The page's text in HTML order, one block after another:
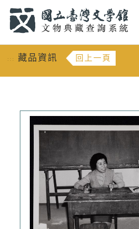
::: 藏品資訊 回上一頁